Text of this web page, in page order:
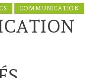
COMMUNICATION